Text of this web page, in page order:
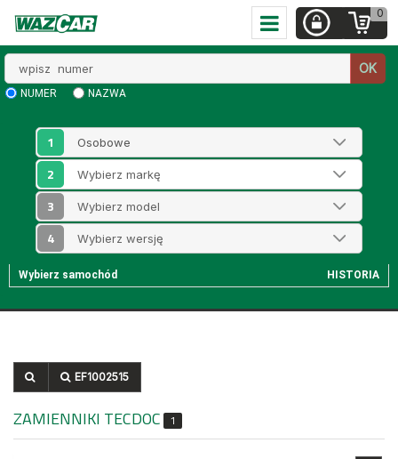
0
numer
OK
NUMER NAZWA
1
2
3
4
Wybierz samochód HISTORIA
EF1002515
ZAMIENNIKI TECDOC 1